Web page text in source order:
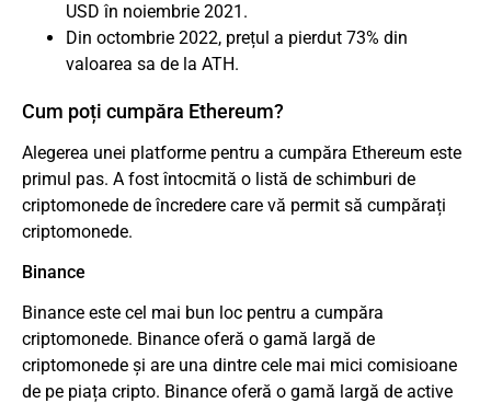
USD în noiembrie 2021.
Din octombrie 2022, prețul a pierdut 73% din
valoarea sa de la ATH.
Cum poți cumpăra Ethereum?
Alegerea unei platforme pentru a cumpăra Ethereum este
primul pas. A fost întocmită o listă de schimburi de
criptomonede de încredere care vă permit să cumpărați
criptomonede.
Binance
Binance este cel mai bun loc pentru a cumpăra
criptomonede. Binance oferă o gamă largă de
criptomonede și are una dintre cele mai mici comisioane
de pe piața cripto. Binance oferă o gamă largă de active